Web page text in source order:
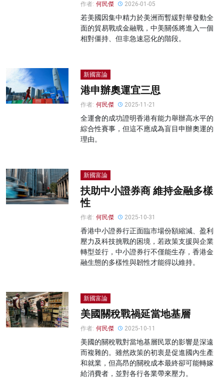
作者: 何民傑 2026-01-05
若美國因集中精力於美洲而暫緩對華發動全
面的貿易戰或金融戰，中美關係將進入一個
相對僵持、但非急速惡化的階段。
新國富論
港申辦奧運宜三思
作者: 何民傑 2025-11-21
全運會的成功證明香港有能力舉辦高水平的
綜合性賽事，但這不應成為盲目申辦奧運的
理由。
新國富論
扶助中小證券商 維持金融多樣
性
作者: 何民傑 2025-10-31
香港中小證券行正面臨市場份額縮減、盈利
壓力及科技挑戰的困境，若政策支援與企業
轉型並行，中小證券行不僅能生存，香港金
融生態的多樣性與韌性才能得以維持。
新國富論
美國關稅戰禍延當地基層
作者: 何民傑 2025-10-11
美國的關稅戰對當地基層民眾的影響是深遠
而複雜的。雖然政策的初衷是促進國內生產
和就業，但高昂的關稅成本最終卻可能轉嫁
給消費者，並對各行各業帶來壓力。